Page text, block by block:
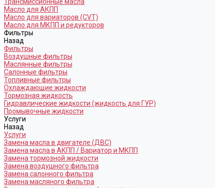
Масло для АКПП
Масло для вариаторов (CVT)
Масло для МКПП и редукторов
Фильтры
Назад
Фильтры
Воздушные фильтры
Маслянные фильтры
Салонные фильтры
Топливные фильтры
Охлаждающие жидкости
Тормозная жидкость
Гидравлические жидкости (жидкость для ГУР)
Промывочные жидкости
Услуги
Назад
Услуги
Замена масла в двигателе (ДВС)
Замена масла в АКПП / Вариатор и МКПП
Замена тормозной жидкости
Замена воздушного фильтра
Замена салонного фильтра
Замена масляного фильтра